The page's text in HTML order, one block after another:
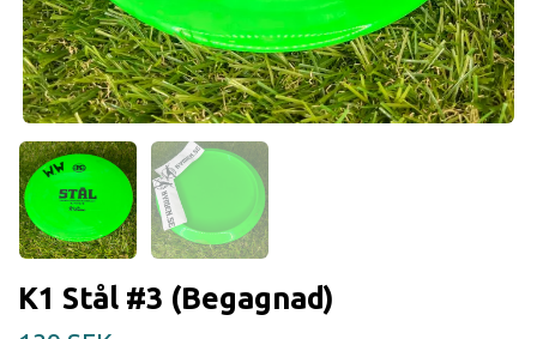
K1 Stål #3 (Begagnad)